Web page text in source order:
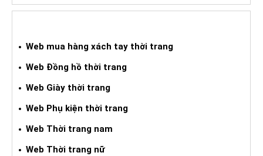
Web mua hàng xách tay thời trang
Web Đồng hồ thời trang
Web Giày thời trang
Web Phụ kiện thời trang
Web Thời trang nam
Web Thời trang nữ